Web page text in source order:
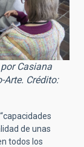
Casiana
Crédito:
de unas
todos los